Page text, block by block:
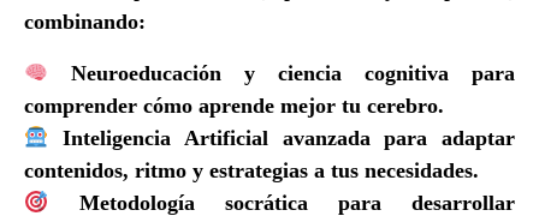
combinando:
Neuroeducación y ciencia cognitiva para
comprender cómo aprende mejor tu cerebro.
Inteligencia Artificial avanzadapara adaptar
contenidos, ritmo y estrategias a tus necesidades.
Metodología socráticapara desarrollar